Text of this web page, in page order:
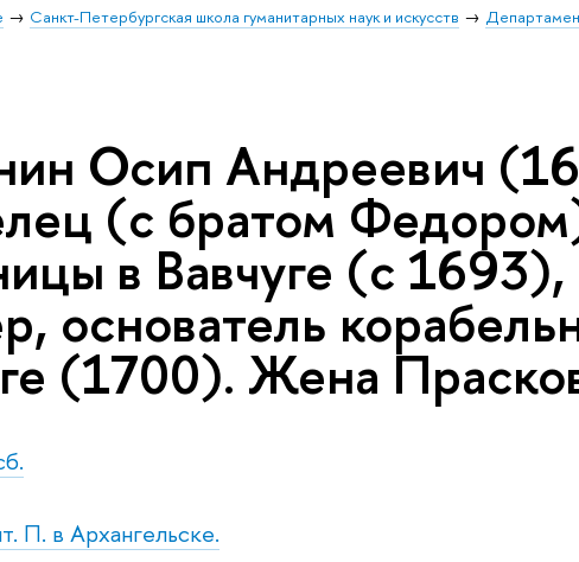
Санкт-Петербургская школа гуманитарных наук и искусств
Осип Андреевич
(с братом
в Вавчуге (с
основатель
(1700). Жена
П. в Архангельске.